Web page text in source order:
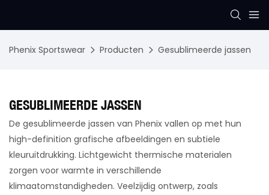
Phenix Sportswear Producten Gesublimeerde jassen
GESUBLIMEERDE JASSEN
De gesublimeerde jassen van Phenix vallen op met hun
high-definition grafische afbeeldingen en subtiele
kleuruitdrukking. Lichtgewicht thermische materialen
zorgen voor warmte in verschillende
klimaatomstandigheden. Veelzijdig ontwerp, zoals